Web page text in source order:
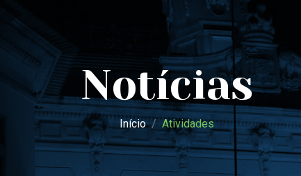
Notícias
Início Atividades